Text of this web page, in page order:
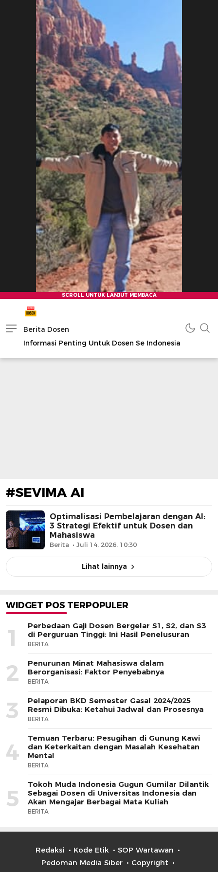
Berita Dosen
Informasi Penting Untuk Dosen Se Indonesia
#SEVIMA AI
Optimalisasi Pembelajaran dengan AI:
3 Strategi Efektif untuk Dosen dan
Mahasiswa
Berita Juli 14, 2026, 10:30
Lihat lainnya
WIDGET POS TERPOPULER
1
Perbedaan Gaji Dosen Bergelar S1, S2, dan S3
di Perguruan Tinggi: Ini Hasil Penelusuran
BERITA
2
Penurunan Minat Mahasiswa dalam
Berorganisasi: Faktor Penyebabnya
BERITA
3
Pelaporan BKD Semester Gasal 2024/2025
Resmi Dibuka: Ketahui Jadwal dan Prosesnya
BERITA
4
Temuan Terbaru: Pesugihan di Gunung Kawi
dan Keterkaitan dengan Masalah Kesehatan
Mental
BERITA
5
Tokoh Muda Indonesia Gugun Gumilar Dilantik
Sebagai Dosen di Universitas Indonesia dan
Akan Mengajar Berbagai Mata Kuliah
BERITA
Redaksi Kode Etik
SOP Wartawan
Pedoman Media Siber
Copyright